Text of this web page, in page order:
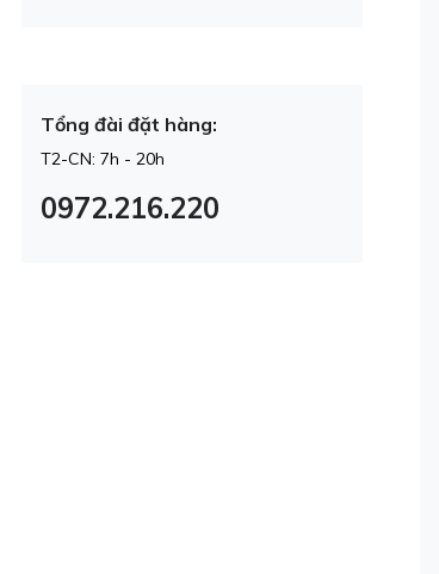
Tổng đài đặt hàng:
T2-CN: 7h - 20h
0972.216.220